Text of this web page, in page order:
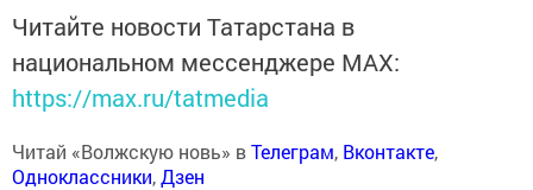
Читайте новости Татарстана в
национальном мессенджере MАХ:
https://max.ru/tatmedia
Читай «Волжскую новь» вТелеграм, Вконтакте,
Одноклассники,Дзен